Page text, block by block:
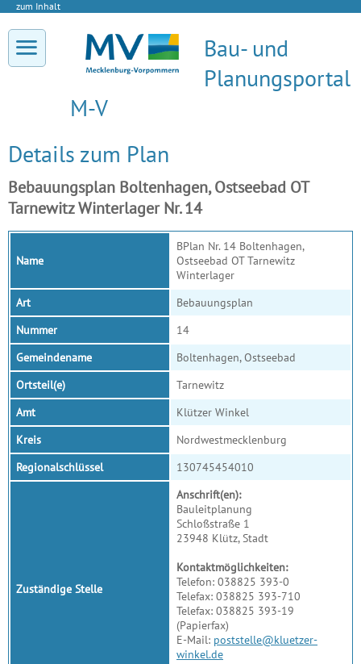
zum Inhalt
Bau- und
Planungsportal
M-V
Details zum Plan
Bebauungsplan Boltenhagen, Ostseebad OT
Tarnewitz Winterlager Nr. 14
Name
BPlan Nr. 14 Boltenhagen,
Ostseebad OT Tarnewitz
Winterlager
Art
Bebauungsplan
Nummer
14
Gemeindename
Boltenhagen, Ostseebad
Ortsteil(e)
Tarnewitz
Amt
Klützer Winkel
Kreis
Nordwestmecklenburg
Regionalschlüssel
130745454010
Zuständige Stelle
Anschrift(en):
Bauleitplanung
Schloßstraße 1
23948 Klütz, Stadt
Kontaktmöglichkeiten:
Telefon: 038825 393-0
Telefax: 038825 393-710
Telefax: 038825 393-19
(Papierfax)
E-Mail: poststelle@kluetzer-
winkel.de